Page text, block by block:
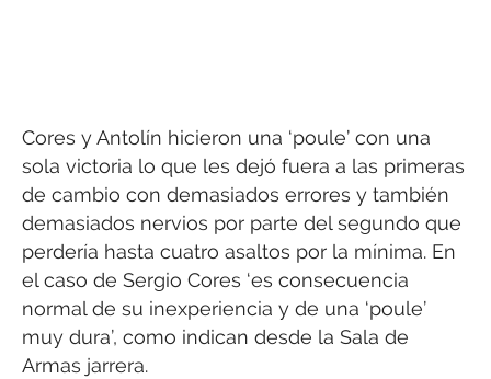
Cores y Antolín hicieron una ‘poule’ con una
sola victoria lo que les dejó fuera a las primeras
de cambio con demasiados errores y también
demasiados nervios por parte del segundo que
perdería hasta cuatro asaltos por la mínima. En
el caso de Sergio Cores ‘es consecuencia
normal de su inexperiencia y de una ‘poule’
muy dura’, como indican desde la Sala de
Armas jarrera.